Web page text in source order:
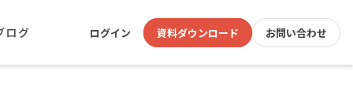
ログ ログイン 資料ダウンロード お問い合わせ